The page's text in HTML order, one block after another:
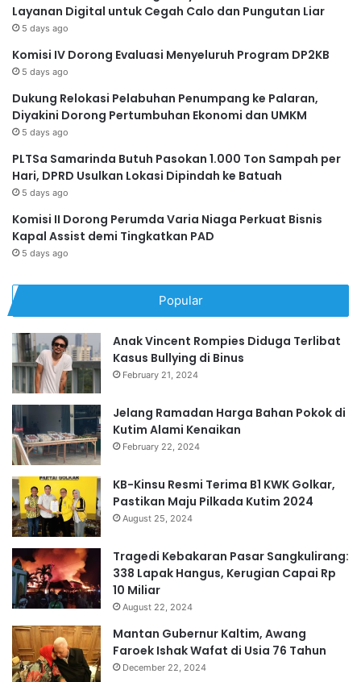
Layanan Digital untuk Cegah Calo dan Pungutan Liar
5 days ago
Komisi IV Dorong Evaluasi Menyeluruh Program DP2KB
5 days ago
Dukung Relokasi Pelabuhan Penumpang ke Palaran,
Diyakini Dorong Pertumbuhan Ekonomi dan UMKM
5 days ago
PLTSa Samarinda Butuh Pasokan 1.000 Ton Sampah per
Hari, DPRD Usulkan Lokasi Dipindah ke Batuah
5 days ago
Komisi II Dorong Perumda Varia Niaga Perkuat Bisnis
Kapal Assist demi Tingkatkan PAD
5 days ago
Popular
Anak Vincent Rompies Diduga Terlibat
Kasus Bullying di Binus
February 21, 2024
Jelang Ramadan Harga Bahan Pokok di
Kutim Alami Kenaikan
February 22, 2024
KB-Kinsu Resmi Terima B1 KWK Golkar,
Pastikan Maju Pilkada Kutim 2024
August 25, 2024
Tragedi Kebakaran Pasar Sangkulirang:
338 Lapak Hangus, Kerugian Capai Rp
10 Miliar
August 22, 2024
Mantan Gubernur Kaltim, Awang
Faroek Ishak Wafat di Usia 76 Tahun
December 22, 2024